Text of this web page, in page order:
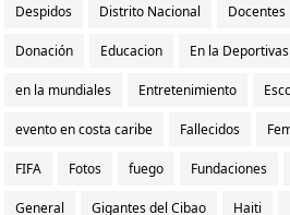
Despidos Distrito Nacional Docentes
Donación Educacion En la
en la mundiales Entretenimiento
evento en costa caribe Fallecidos
FIFA Fotos fuego Fundaciones
General Gigantes del Cibao Haiti